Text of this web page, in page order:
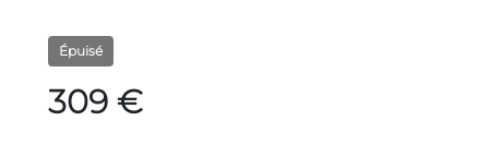
Épuisé
309 €